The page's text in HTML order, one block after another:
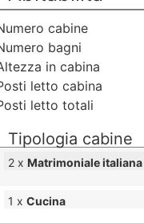
cabine
bagni
in cabina
letto cabina
letto totali
Tipologia cabine
2 x Matrimoniale italiana
1 x Cucina